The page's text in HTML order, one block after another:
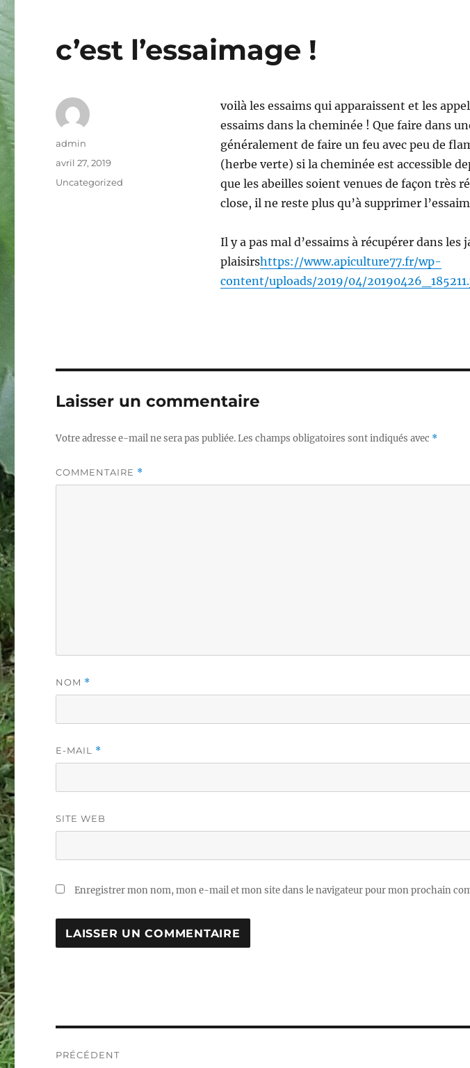
c’est l’essaimage !
voilà les essaims qui apparaissent et les
essaims dans la cheminée ! Que faire dans
généralement de faire un feu avec peu de
(herbe verte) si la cheminée est accessible
que les abeilles soient venues de façon très
close, il ne reste plus qu’à supprimer
Il y a pas mal d’essaims à récupérer dans les
plaisirshttps://www.apiculture77.fr/wp-
content/uploads/2019/04/
Auteur
admin
Publié
avril 27, 2019
Catégories
Uncategorized
Laisser un commentaire
Votre adresse e-mail ne sera pas publiée.Les champs obligatoires sont indiqués avec *
COMMENTAIRE *
NOM *
E-MAIL *
SITE WEB
Enregistrer mon nom, mon e-mail et mon site dans le navigateur pour mon prochain
PRÉCÉDENT